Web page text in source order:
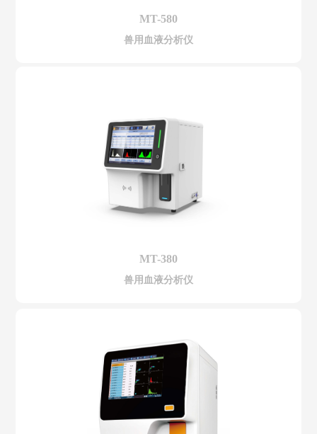
MT-580
兽用血液分析仪
MT-380
兽用血液分析仪